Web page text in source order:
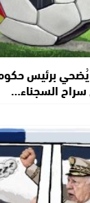
برئيس
سراح السجناء…